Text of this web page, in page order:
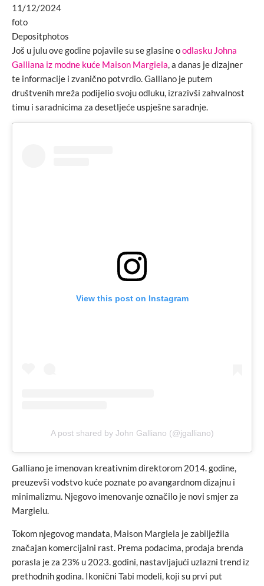
11/12/2024
foto
Depositphotos
Još u julu ove godine pojavile su se glasine oodlasku Johna
Galliana iz modne kuće Maison Margiela, a danas je dizajner
te informacije i zvanično potvrdio. Galliano je putem
društvenih mreža podijelio svoju odluku, izrazivši zahvalnost
timu i saradnicima za desetljeće uspješne saradnje.
View this post on Instagram
A post shared by John Galliano (@jgalliano)
Galliano je imenovan kreativnim direktorom 2014. godine,
preuzevši vodstvo kuće poznate po avangardnom dizajnu i
minimalizmu. Njegovo imenovanje označilo je novi smjer za
Margielu.
Tokom njegovog mandata, Maison Margiela je zabilježila
značajan komercijalni rast. Prema podacima, prodaja brenda
porasla je za 23% u 2023. godini, nastavljajući uzlazni trend iz
prethodnih godina. Ikonični Tabi modeli, koji su prvi put